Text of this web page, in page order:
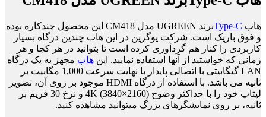
هاب Type-C
برند UGREEN مدل CM418 این محصول چند‌کاره بوده
و فوق باریک است. شرکت یوگرین در این هاب چندین درگاه بسیار
کاربردی را کنار هم گردآوری کرده است تا بتوانید در هر کجا و هر
زمانی که خواستید از آنها استفاده نمایید. این هاب مجهز به یک درگاه
LAN گیگابیتی با اتصالی پایدار با نهایت سرعت 1,000 مگابیت بر
ثانیه می باشد. با استفاده از درگاه HDMI موجود بر روی آن، تصویر
لپتاپ خود را با حداکثر وضوح 4K (3840×2160) و نرخ 30 فریم بر
ثانیه، بر روی نمایشگرهای بزرگ میتوانید مشاهده کنید.